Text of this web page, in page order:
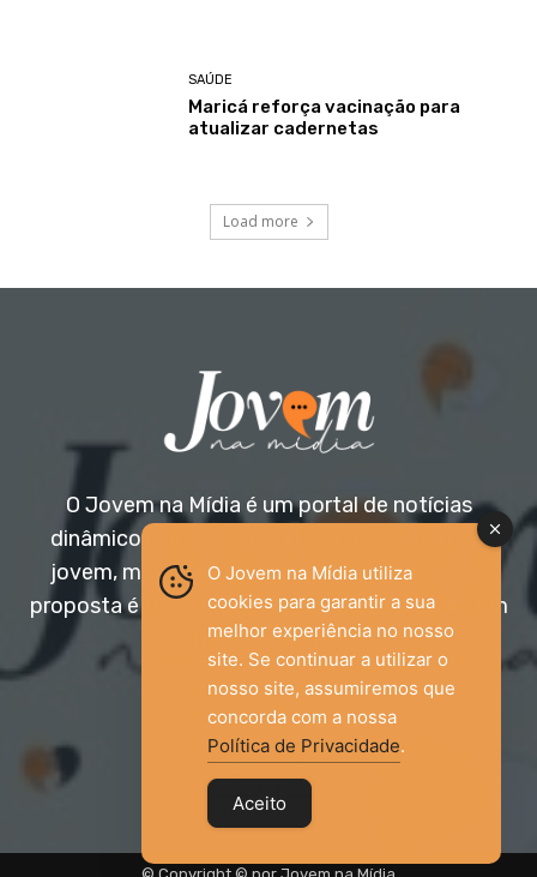
SAÚDE
Maricá reforça vacinação para
atualizar cadernetas
Load more
O Jovem na Mídia é um portal de notícias
dinâmico e acessível, voltado para o público
jovem, mas aberto a todas as idades. Nossa
proposta é trazer informação relevante com um
olhar diferenciado.
Entre em contato:
jovemnamidia2017@gmail.com
O Jovem na Mídia utiliza
cookies para garantir a sua
melhor experiência no nosso
site. Se continuar a utilizar o
nosso site, assumiremos que
concorda com a nossa
Política de Privacidade.
Aceito